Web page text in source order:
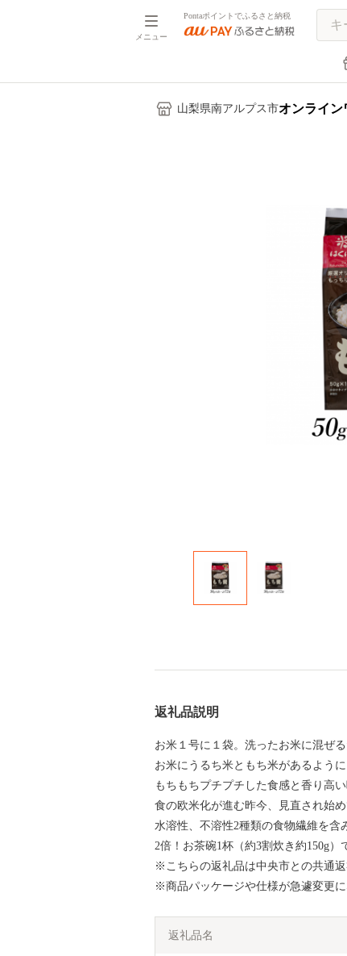
メニュー
Pontaポイントでふるさと納税
山梨県南アルプス市オンライン
返礼品説明
お米１号に１袋。洗ったお米に混ぜ
お米にうるち米ともち米があるよう
もちもちプチプチした食感と香り高い
食の欧米化が進む昨今、見直され始
水溶性、不溶性2種類の食物繊維を含
2倍！お茶碗1杯（約3割炊き約150g）
※こちらの返礼品は中央市との共通返
※商品パッケージや仕様が急遽変更に
返礼品名